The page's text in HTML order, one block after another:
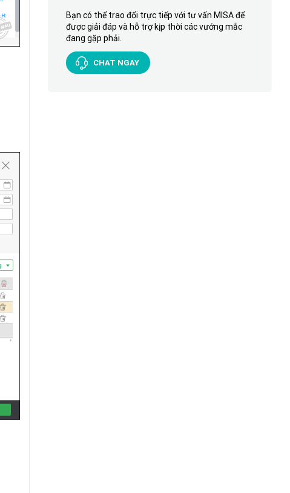
Bạn có thể trao đổi trực tiếp với tư vấn MISA để
được giải đáp và hỗ trợ kịp thời các vướng mắc
đang gặp phải.
CHAT NGAY